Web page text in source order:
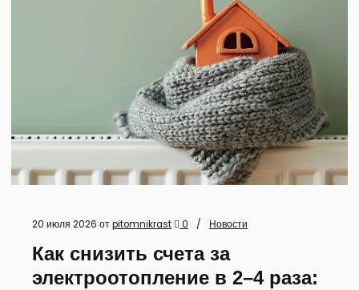
20 июля 2026 отpitomnikrast 0 Новости
Как снизить счета за
электроотопление в 2–4 раза: